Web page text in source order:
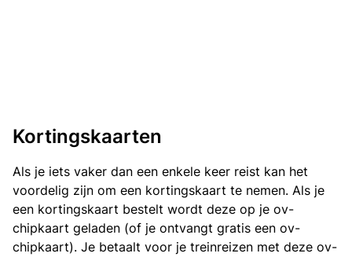
Kortingskaarten
Als je iets vaker dan een enkele keer reist kan het
voordelig zijn om een kortingskaart te nemen. Als je
een kortingskaart bestelt wordt deze op je ov-
chipkaart geladen (of je ontvangt gratis een ov-
chipkaart). Je betaalt voor je treinreizen met deze ov-